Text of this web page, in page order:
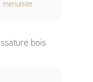
menuisier
bois